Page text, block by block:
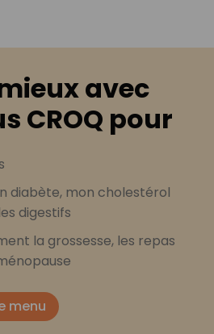
avec
CROQ pour
diabète, mon cholestérol
digestifs
la grossesse, les repas
menu